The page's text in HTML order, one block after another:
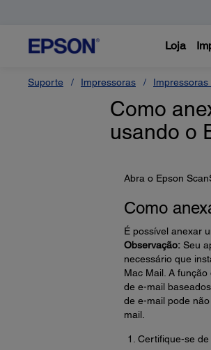
Loja
Suporte Impressoras
Como
usando o
Abra o Epson
Como
É possível anexar
Observação:Seu
necessário que
Mac Mail. A
de e-mail
de e-mail pode
mail.
Certifique-se de